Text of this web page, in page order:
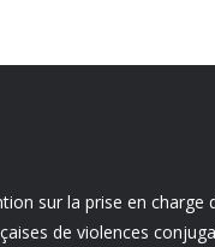
sur la prise en charge
de violences